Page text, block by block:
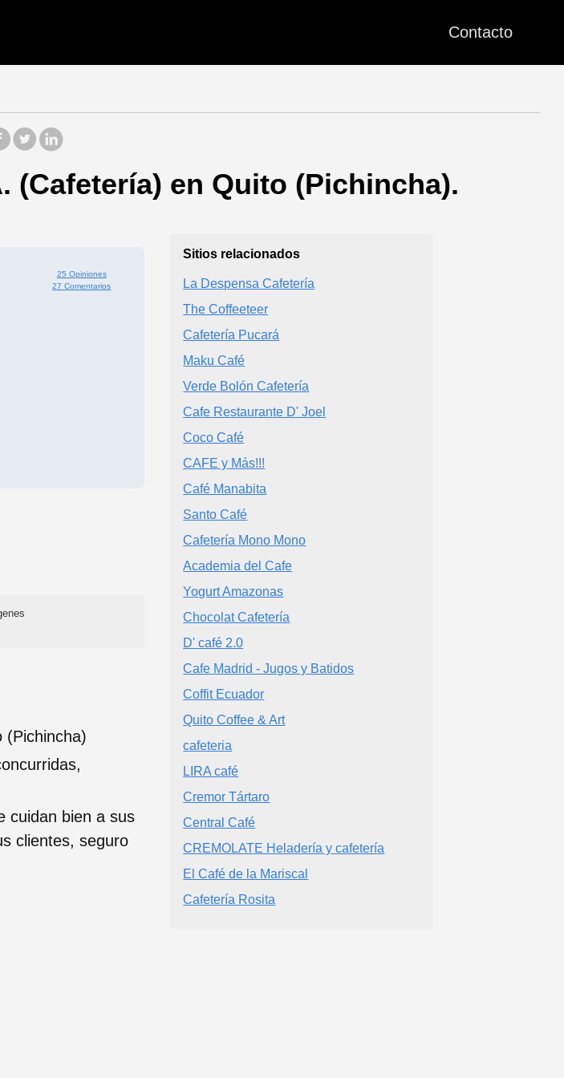
Contacto
(Cafetería) en Quito (Pichincha).
25 Opiniones
27 Comentarios
(Pichincha)
cuidan bien a sus
clientes, seguro
Sitios relacionados
La Despensa Cafetería
The Coffeeteer
Cafetería Pucará
Maku Café
Verde Bolón Cafetería
Cafe Restaurante D' Joel
Coco Café
CAFE y Más!!!
Café Manabita
Santo Café
Cafetería Mono Mono
Academia del Cafe
Yogurt Amazonas
Chocolat Cafetería
D' café 2.0
Cafe Madrid - Jugos y Batidos
Coffit Ecuador
Quito Coffee & Art
cafeteria
LIRA café
Cremor Tártaro
Central Café
CREMOLATE Heladería y cafetería
El Café de la Mariscal
Cafetería Rosita